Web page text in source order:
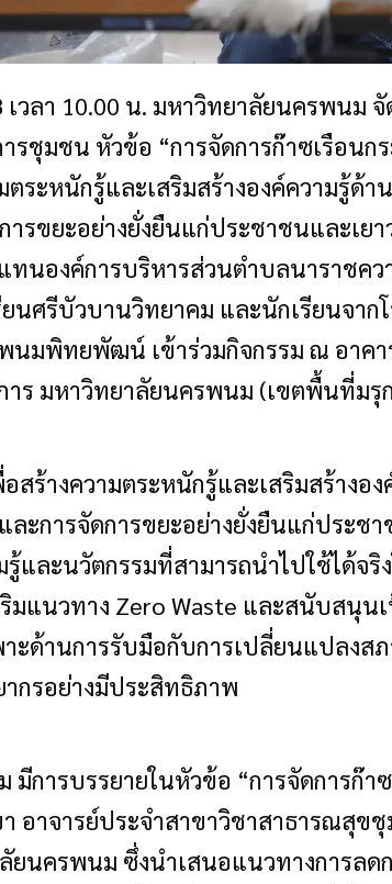
วลา 10.00 น. มหาวิทยาลัยนครพนม
รชุมชน หัวข้อ “การจัดการก๊าซเรือนก
ตระหนักรู้และเสริมสร้างองค์ความรู้ด้า
ารขยะอย่างยั่งยืนแก่ประชาชนและเย
นองค์การบริหารส่วนตำบลนาราชคว
นศรีบัวบานวิทยาคม และนักเรียนจาก
นมพิทยพัฒน์ เข้าร่วมกิจกรรม ณ อาค
ร มหาวิทยาลัยนครพนม (เขตพื้นที่มรุ
สร้างความตระหนักรู้และเสริมสร้างอ
ละการจัดการขยะอย่างยั่งยืนแก่ประช
และนวัตกรรมที่สามารถนำไปใช้ได้จริ
มแนวทาง Zero Waste และสนับสนุน
าะด้านการรับมือกับการเปลี่ยนแปลงส
กรอย่างมีประสิทธิภาพ
มีการบรรยายในหัวข้อ “การจัดการก๊า
า อาจารย์ประจำสาขาวิชาสาธารณสุข
ยนครพนม ซึ่งนำเสนอแนวทางการลด